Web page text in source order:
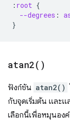
: root {
--degrees :
}
atan2( )
ฟังก์ชัน atan2()
กับจุดเริ่มต้น และ
เลือกนี้เพื่อหมุนอง